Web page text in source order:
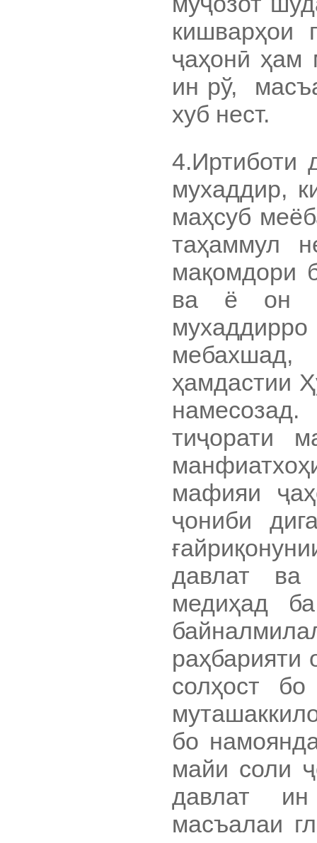
кишварҳои
ҷаҳонӣ ҳам
ин рў,
хуб нест.
4.Иртиботи
мухаддир,
маҳсуб
таҳаммул
мақомдори
ва ё он
ҳамдастии
тиҷорати
мафияи
ҷониби
давлат ва
медиҳад
раҳбарияти
солҳост
бо
майи соли
давлат
масъалаи